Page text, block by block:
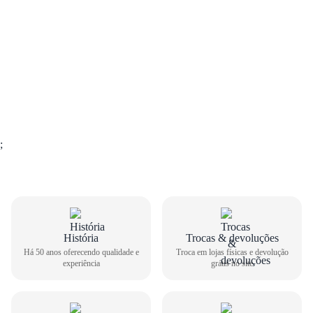
GUIA DE TAMANHOS
Tênis Esportivo Olympikus Feminino Easy 415
;
História
Há 50 anos oferecendo qualidade e
experiência
Trocas & devoluções
Troca em lojas físicas e devolução
grátis no site